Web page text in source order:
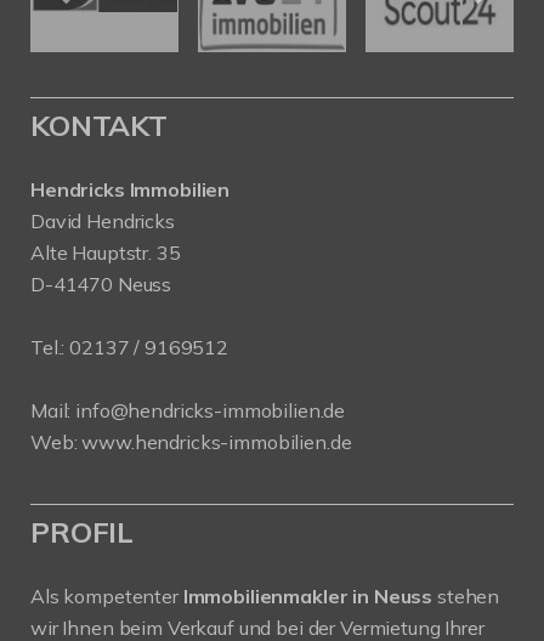
KONTAKT
Hendricks Immobilien
David Hendricks
Alte Hauptstr. 35
D-41470 Neuss
Tel.: 02137 / 9169512
Mail: info@hendricks-immobilien.de
Web:www.hendricks-immobilien.de
PROFIL
Als kompetenter Immobilienmakler in Neuss stehen
wir Ihnen beim Verkauf und bei der Vermietung Ihrer